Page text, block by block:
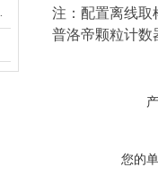
注：配置离线取
普洛帝颗粒计数
您的